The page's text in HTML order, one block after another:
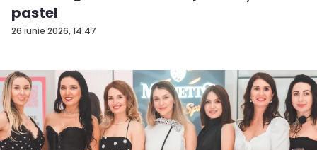
26 iunie 2026, 14:47
pastel